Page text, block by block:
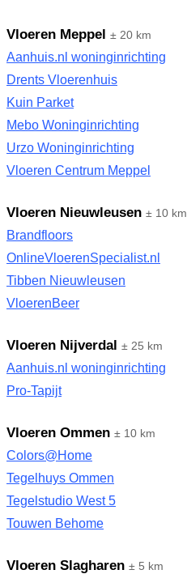
Vloeren Meppel ± 20 km
Aanhuis.nl woninginrichting
Drents Vloerenhuis
Kuin Parket
Mebo Woninginrichting
Urzo Woninginrichting
Vloeren Centrum Meppel
Vloeren Nieuwleusen ± 10 km
Brandfloors
OnlineVloerenSpecialist.nl
Tibben Nieuwleusen
VloerenBeer
Vloeren Nijverdal ± 25 km
Aanhuis.nl woninginrichting
Pro-Tapijt
Vloeren Ommen ± 10 km
Colors@Home
Tegelhuys Ommen
Tegelstudio West 5
Touwen Behome
Vloeren Slagharen ± 5 km